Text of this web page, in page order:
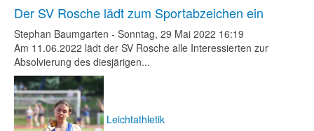
Der SV Rosche lädt zum Sportabzeichen ein
Stephan Baumgarten - Sonntag, 29 Mai 2022 16:19
Am 11.06.2022 lädt der SV Rosche alle Interessierten zur
Absolvierung des diesjärigen...
Leichtathletik